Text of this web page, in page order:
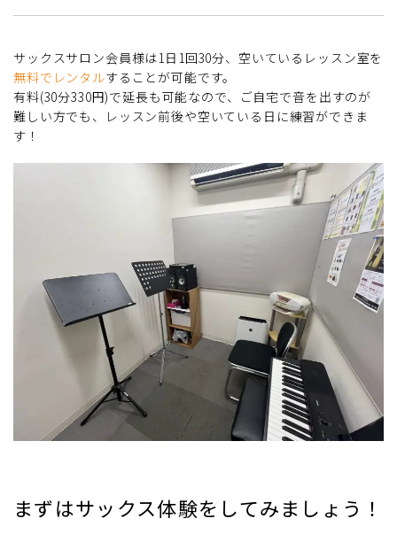
サックスサロン会員様は1日1回30分、空いているレッスン室を
無料でレンタルすることが可能です。
有料(30分330円)で延長も可能なので、ご自宅で音を出すのが
難しい方でも、レッスン前後や空いている日に練習ができま
す！
まずはサックス体験をしてみましょう！